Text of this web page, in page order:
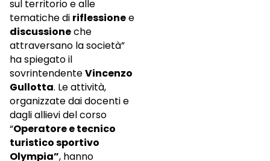
sul territorio e alle
tematiche di riflessionee
discussioneche
attraversano la società”
ha spiegato il
sovrintendenteVincenzo
Gullotta. Le attività,
organizzate dai docenti e
dagli allievi del corso
“Operatore e tecnico
turistico sportivo
Olympia”, hanno